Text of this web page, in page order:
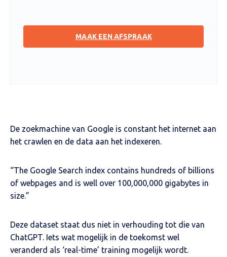
MAAK EEN AFSPRAAK
De zoekmachine van Google is constant het internet aan
het crawlen en de data aan het indexeren.
“The Google Search index contains hundreds of billions
of webpages and is well over 100,000,000 gigabytes in
size.”
Deze dataset staat dus niet in verhouding tot die van
ChatGPT. Iets wat mogelijk in de toekomst wel
veranderd als ‘real-time’ training mogelijk wordt.